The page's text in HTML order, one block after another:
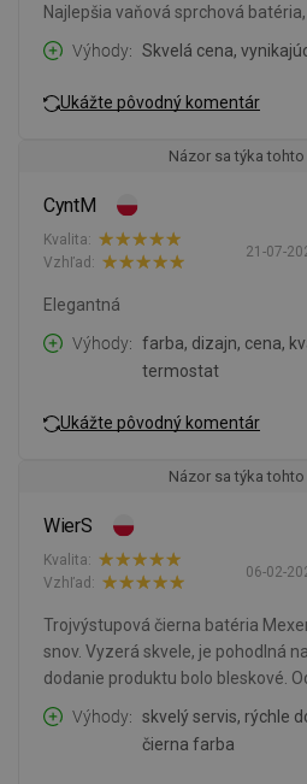
Najlepšia vaňová sprchová
Výhody
Skvelá cena,
Ukážte pôvodný komentár
Názor sa týka
CyntM
21-07-
Kvalita:
Vzhľad:
Elegantná
Výhody
farba, dizajn, cena,
termostat
Ukážte pôvodný komentár
Názor sa týka
WierS
06-02-
Kvalita:
Vzhľad:
Trojvýstupová čierna batéria
snov. Vyzerá skvele, je pohodlná
dodanie produktu bolo bleskové.
Výhody
skvelý servis, rýchle
čierna farba